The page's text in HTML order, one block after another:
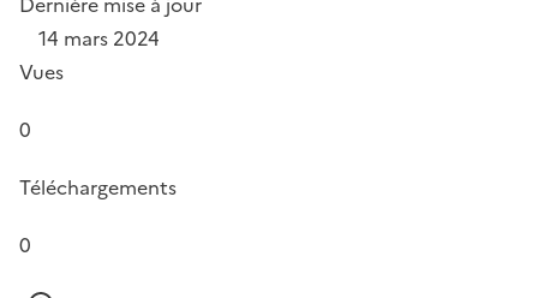
14 mars 2024
Vues
0
Téléchargements
0